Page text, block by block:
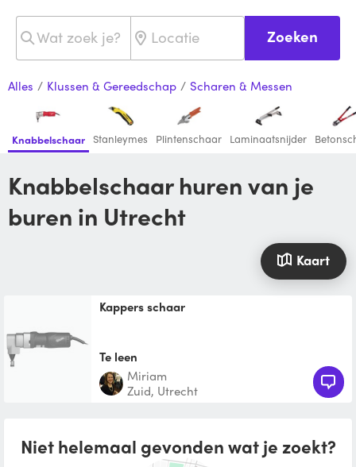
Zoeken
Alles / Klussen & Gereedschap / Scharen & Messen
Knabbelschaar Stanleymes Plintenschaar Laminaatsnijder
Knabbelschaar huren van je
buren in Utrecht
Kaart
kappers schaar
Te leen
miriam
Zuid, Utrecht
Niet helemaal gevonden wat je zoekt?